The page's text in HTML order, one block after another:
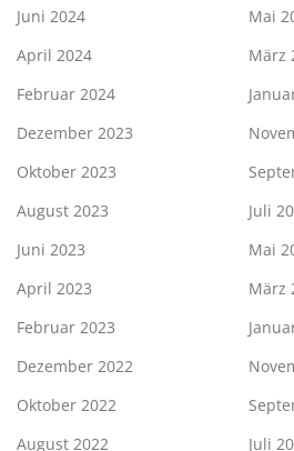
Juni 2024
Mai
April 2024
März
Februar 2024
Dezember 2023
Oktober 2023
August 2023
Juli
Juni 2023
Mai
April 2023
März
Februar 2023
Dezember 2022
Oktober 2022
August 2022
Juli